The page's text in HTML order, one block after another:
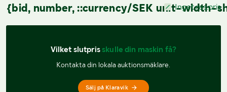
{bid, number, ::currency/SEK unit-width-
Inget res.pris
Vilket slutpris skulle din maskin få?
Kontakta din lokala auktionsmäklare.
Sälj på Klaravik